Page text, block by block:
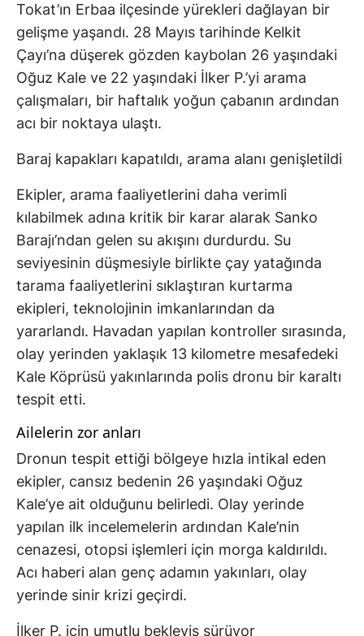
Tokat’ın Erbaa ilçesinde yürekleri dağlayan bir
gelişme yaşandı. 28 Mayıs tarihinde Kelkit
Çayı’na düşerek gözden kaybolan 26 yaşındaki
Oğuz Kale ve 22 yaşındaki İlker P.’yi arama
çalışmaları, bir haftalık yoğun çabanın ardından
acı bir noktaya ulaştı.
Baraj kapakları kapatıldı, arama alanı genişletildi
Ekipler, arama faaliyetlerini daha verimli
kılabilmek adına kritik bir karar alarak Sanko
Barajı’ndan gelen su akışını durdurdu. Su
seviyesinin düşmesiyle birlikte çay yatağında
tarama faaliyetlerini sıklaştıran kurtarma
ekipleri, teknolojinin imkanlarından da
yararlandı. Havadan yapılan kontroller sırasında,
olay yerinden yaklaşık 13 kilometre mesafedeki
Kale Köprüsü yakınlarında polis dronu bir karaltı
tespit etti.
Ailelerin zor anları
Dronun tespit ettiği bölgeye hızla intikal eden
ekipler, cansız bedenin 26 yaşındaki Oğuz
Kale’ye ait olduğunu belirledi. Olay yerinde
yapılan ilk incelemelerin ardından Kale’nin
cenazesi, otopsi işlemleri için morga kaldırıldı.
Acı haberi alan genç adamın yakınları, olay
yerinde sinir krizi geçirdi.
İlker P. için umutlu bekleyiş sürüyor